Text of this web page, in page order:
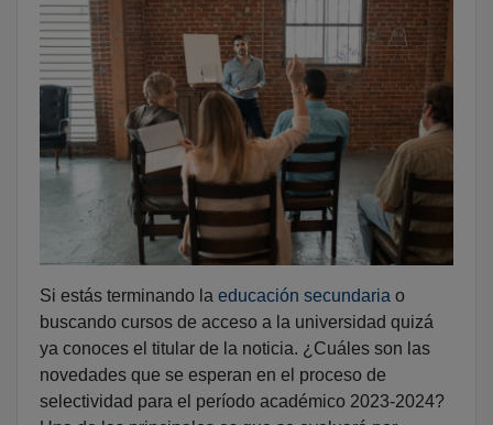
Si estás terminando la educación secundaria o
buscando cursos de acceso a la universidad quizá
ya conoces el titular de la noticia. ¿Cuáles son las
novedades que se esperan en el proceso de
selectividad para el período académico 2023-2024?